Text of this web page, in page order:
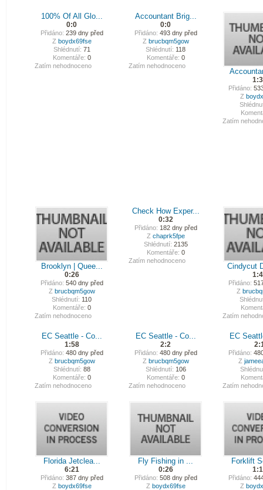
100% Of All Glo...
0:0
Přidáno: 239 dny před
Z boydx69fse
Shlédnutí: 71
Komentáře: 0
Zatím nehodnoceno
Accountant Brig...
0:0
Přidáno: 493 dny před
Z brucbqm5gow
Shlédnutí: 118
Komentáře: 0
Zatím nehodnoceno
Přidáno:
Z
Zatím
Brooklyn | Quee...
0:26
Přidáno: 540 dny před
Z brucbqm5gow
Shlédnutí: 110
Komentáře: 0
Zatím nehodnoceno
Check How Exper...
0:32
Přidáno: 182 dny před
Z chaprk5fpe
Shlédnutí: 2135
Komentáře: 0
Zatím nehodnoceno
Cindycut
Přidáno:
Z
Zatím
EC Seattle - Co...
1:58
Přidáno: 480 dny před
Z brucbqm5gow
Shlédnutí: 88
Komentáře: 0
Zatím nehodnoceno
EC Seattle - Co...
2:2
Přidáno: 480 dny před
Z brucbqm5gow
Shlédnutí: 106
Komentáře: 0
Zatím nehodnoceno
EC
Přidáno:
Z
Zatím
Florida Jetclea...
6:21
Přidáno: 387 dny před
Z boydx69fse
Fly Fishing in ...
0:26
Přidáno: 508 dny před
Z boydx69fse
Forklift
Přidáno:
Z